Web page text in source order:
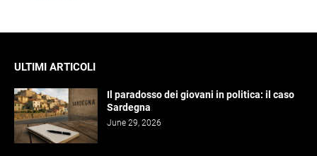
ULTIMI ARTICOLI
Il paradosso dei giovani in politica: il caso
Sardegna
June 29, 2026